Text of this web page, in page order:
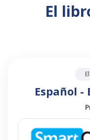
El
Español -